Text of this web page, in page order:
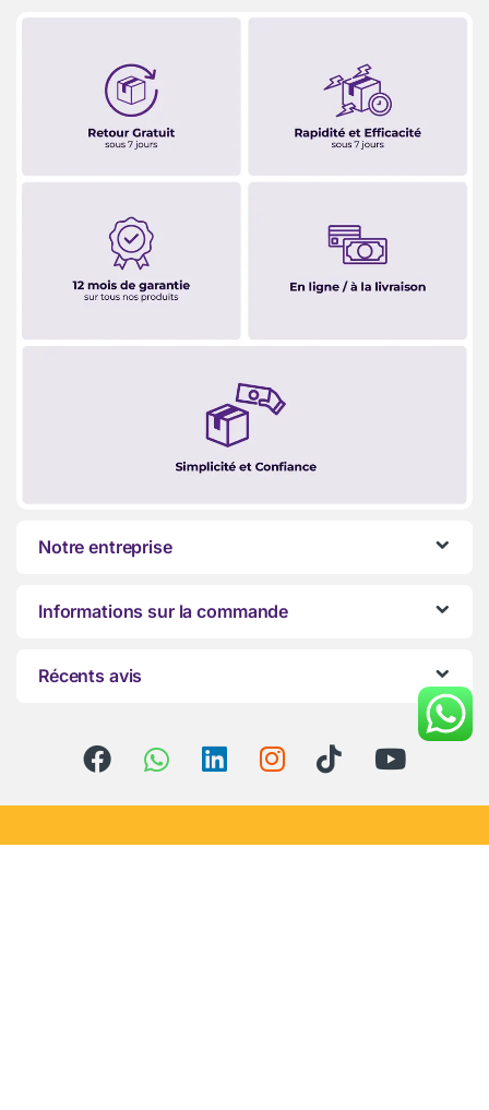
Notre entreprise
Informations sur la commande
Récents avis